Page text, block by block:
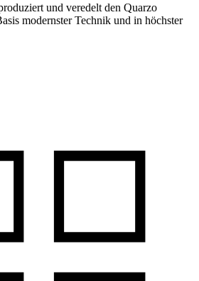
und veredelt den Quarzo
modernster Technik und in höchster